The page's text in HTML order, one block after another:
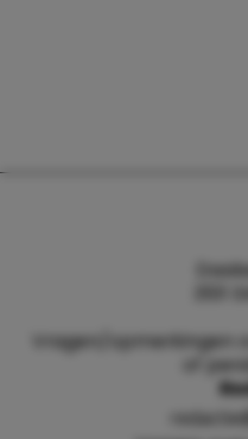
3511
Vragen/opmerkingen
of